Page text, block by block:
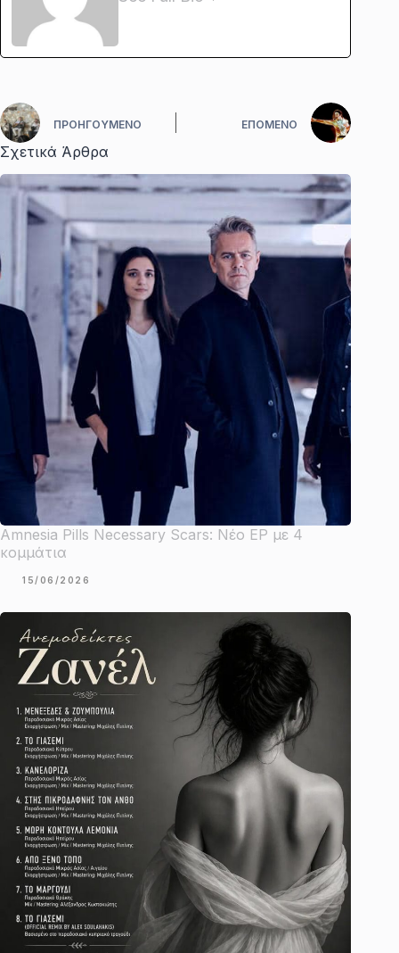
ΠΡΟΗΓΟΎΜΕΝΟ ΕΠΌΜΕΝΟ
Σχετικά Άρθρα
Amnesia Pills Necessary Scars: Νέο EP με 4
κομμάτια
15/06/2026